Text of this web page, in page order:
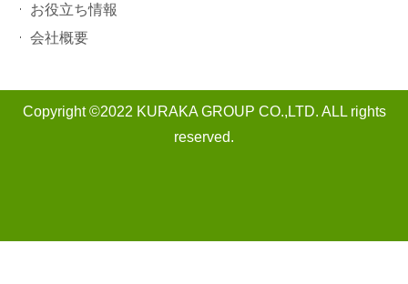
お役立ち情報
会社概要
Copyright ©2022 KURAKA GROUP CO.,LTD. ALL rights
reserved.